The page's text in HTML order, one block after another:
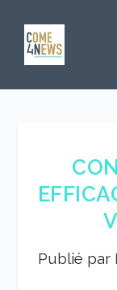
Publié par